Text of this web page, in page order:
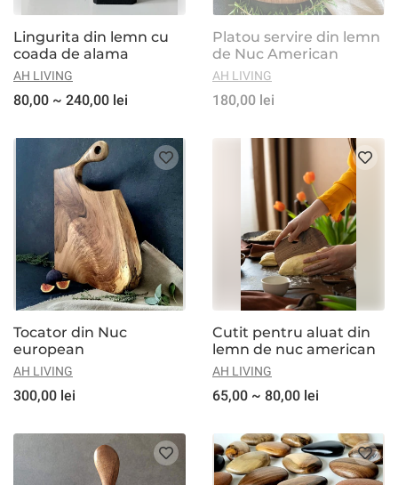
Lingurita din lemn cu
coada de alama
AH LIVING
80,00 ~ 240,00 lei
Platou servire din lemn
de Nuc American
AH LIVING
180,00 lei
Tocator din Nuc
european
AH LIVING
300,00 lei
Cutit pentru aluat din
lemn de nuc american
AH LIVING
65,00 ~ 80,00 lei